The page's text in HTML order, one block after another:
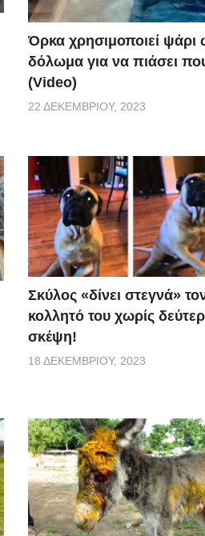
Όρκα χρησιμοποιεί ψάρι
δόλωμα για να πιάσει
(Video)
22 ΔΕΚΕΜΒΡΊΟΥ, 2023
Σκύλος «δίνει στεγνά»
κολλητό του χωρίς
σκέψη!
18 ΔΕΚΕΜΒΡΊΟΥ, 2023